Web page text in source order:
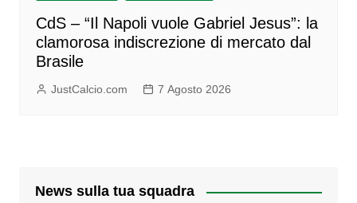
CdS – “Il Napoli vuole Gabriel Jesus”: la
clamorosa indiscrezione di mercato dal
Brasile
JustCalcio.com 7 Agosto 2026
News sulla tua squadra